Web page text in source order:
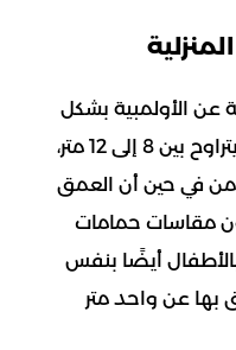
عن الأولمبية بشكل
كبير؛ حيث إن طول المسبح قد يتراوح بين 8 إلى 12 متر،
والعرض قد يتراوح بين 4 إلى 6 من في حين أن العمق
عن 2 متر، وتكون مقاسات حمامات
بالأطفال أيضًا بنفس
بها عن واحد متر